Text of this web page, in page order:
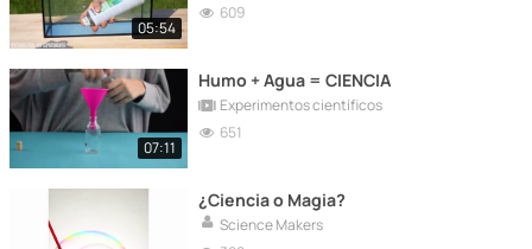
05:54
609
07:11
Humo + Agua = CIENCIA
Experimentos científicos
651
¿Ciencia o Magia?
Science Makers